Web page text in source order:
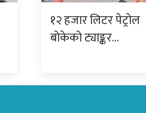
१२ हजार लिटर पेट्रोल
बोकेको ट्याङ्कर…